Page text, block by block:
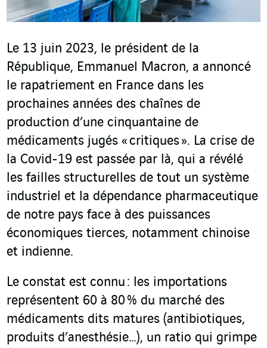
Le 13 juin 2023, le président de la
République, Emmanuel Macron, a annoncé
le rapatriement en France dans les
prochaines années des chaînes de
production d’une cinquantaine de
médicaments jugés « critiques ». La crise de
la Covid-19 est passée par là, qui a révélé
les failles structurelles de tout un système
industriel et la dépendance pharmaceutique
de notre pays face à des puissances
économiques tierces, notamment chinoise
et indienne.
Le constat est connu : les importations
représentent 60 à 80 % du marché des
médicaments dits matures (antibiotiques,
produits d’anesthésie…), un ratio qui grimpe